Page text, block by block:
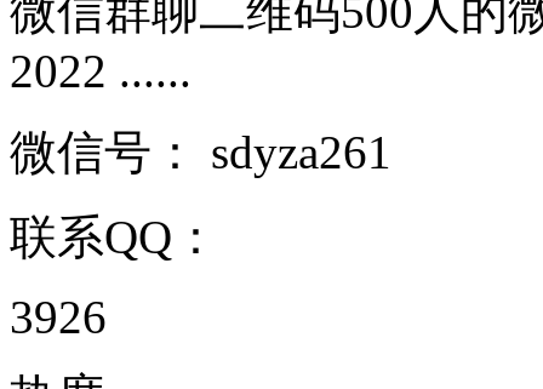
微信群聊二维码500人的
2022 ......
微信号： sdyza261
联系QQ：
3926